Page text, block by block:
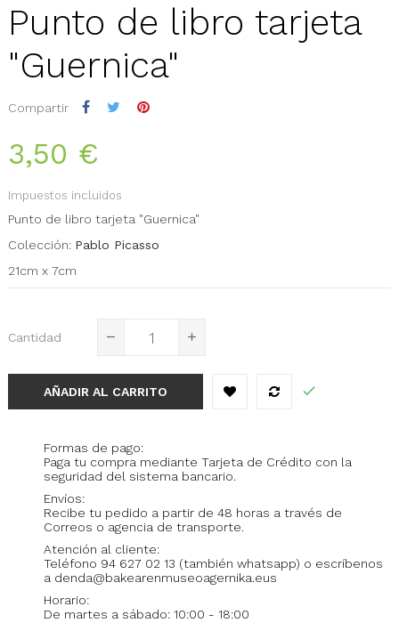
Punto de libro tarjeta
"Guernica"
Compartir
3,50 €
Impuestos incluidos
Punto de libro tarjeta "Guernica"
Colección: Pablo Picasso
21cm x 7cm
Cantidad
AÑADIR AL CARRITO
Formas de pago:
Paga tu compra mediante Tarjeta de Crédito con la
seguridad del sistema bancario.
Envíos:
Recibe tu pedido a partir de 48 horas a través de
Correos o agencia de transporte.
Atención al cliente:
Teléfono 94 627 02 13 (también whatsapp) o escríbenos
a denda@bakearenmuseoagernika.eus
Horario:
De martes a sábado: 10:00 - 18:00